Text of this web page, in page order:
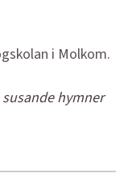
i Molkom.
susande hymner